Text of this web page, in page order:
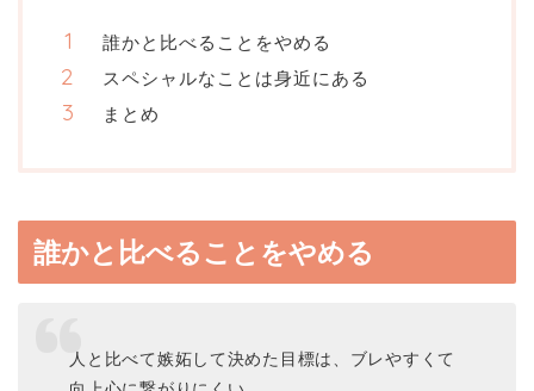
誰かと比べることをやめる
スペシャルなことは身近にある
まとめ
誰かと比べることをやめる
人と比べて嫉妬して決めた目標は、ブレやすくて